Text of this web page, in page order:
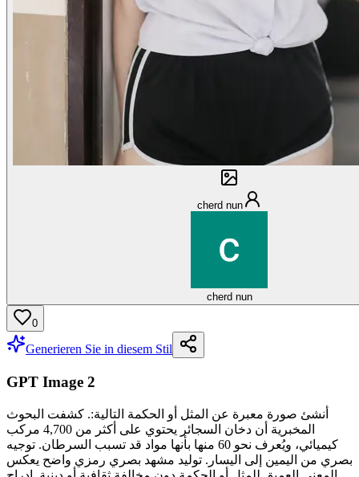
cherd nun
cherd nun
0
Generieren Sie in diesem Stil
GPT Image 2
أنشئ صورة معبرة عن المثل أو الحكمة التالية:. كشفت البحوث
المخبرية أن دخان السجائر يحتوي على أكثر من 4,700 مركب
كيميائي، ويُعرف نحو 60 منها بأنها مواد قد تسبب السرطان. توجيه
بصري من اليمين إلى اليسار. توليد مشهد بصري رمزي واضح يعكس